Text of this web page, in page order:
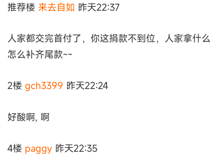
推荐楼 来去自如 昨天22:37
人家都交完首付了，你这捐款不到位，人家拿什么
怎么补齐尾款~~
2楼 gch3399 昨天22:24
好酸啊, 啊
4楼 paggy 昨天22:35